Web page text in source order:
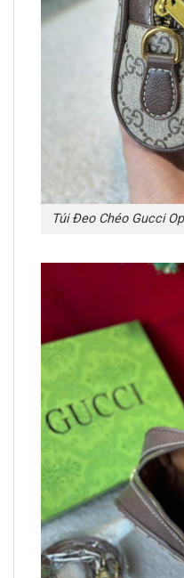
Túi Đeo Chéo Gucci